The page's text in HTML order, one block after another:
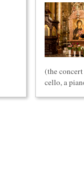
(the
cello, a